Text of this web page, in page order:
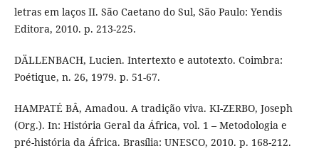
letras em laços II. São Caetano do Sul, São Paulo: Yendis
Editora, 2010. p. 213-225.
DÄLLENBACH, Lucien. Intertexto e autotexto. Coimbra:
Poétique, n. 26, 1979. p. 51-67.
HAMPATÉ BÂ, Amadou. A tradição viva. KI-ZERBO, Joseph
(Org.). In: História Geral da África, vol. 1 – Metodologia e
pré-história da África. Brasília: UNESCO, 2010. p. 168-212.